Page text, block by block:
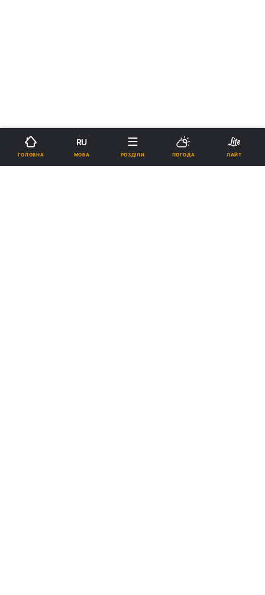
ГОЛОВНА
RU
МОВА РОЗДІЛИ ПОГОДА ЛАЙТ